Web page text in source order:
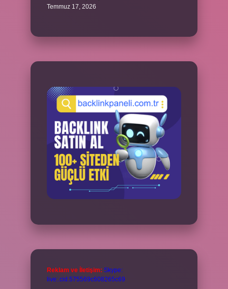
Temmuz 17, 2026
Reklam ve İletişim: Skype:
live:.cid.575569c608265c69